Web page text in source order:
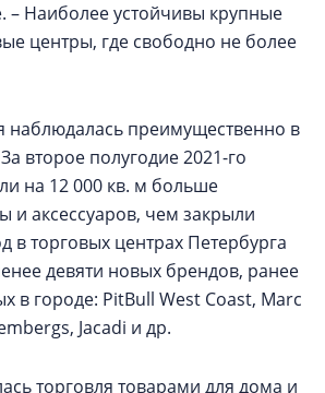
– Наиболее устойчивы крупные
центры, где свободно не более
наблюдалась преимущественно в
второе полугодие 2021-го
на 12 000 кв. м больше
и аксессуаров, чем закрыли
в торговых центрах Петербурга
девяти новых брендов, ранее
в городе: PitBull West Coast, Marc
Jacadi и др.
торговля товарами для дома и